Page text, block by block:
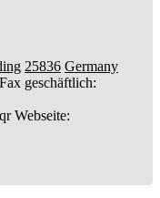
25836 Germany
Fax geschäftlich:
Webseite: